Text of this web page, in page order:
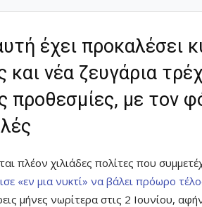
έχει προκαλέσει
και νέα ζευγάρια
προθεσμίες, με τον
πλέον χιλιάδες πολίτες που
«εν μια νυκτί» να βάλει πρόωρο
μήνες νωρίτερα στις 2 Ιουνίου,